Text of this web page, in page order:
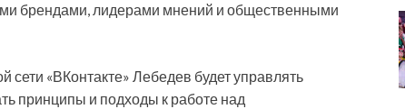
брендами, лидерами мнений и общественными
сети «ВКонтакте» Лебедев будет управлять
принципы и подходы к работе над